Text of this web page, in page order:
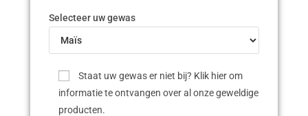
Selecteer uw gewas
Staat uw gewas er niet bij? Klik hier om
informatie te ontvangen over al onze geweldige
producten.